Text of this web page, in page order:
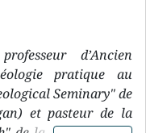
d’Ancien
pratique au
Seminary" de
et pasteur de la